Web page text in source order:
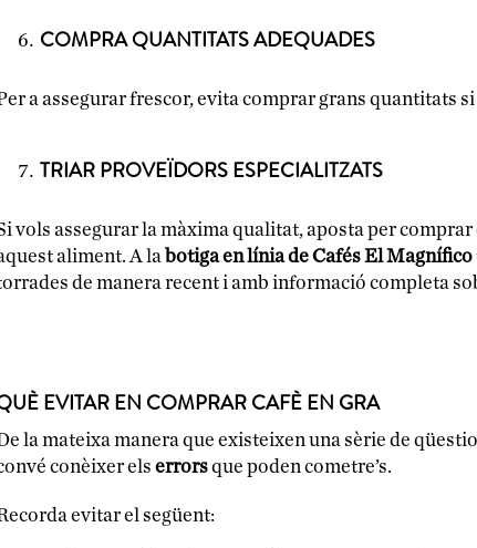
COMPRA QUANTITATS ADEQUADES
a assegurar frescor, evita comprar grans quantitats
TRIAR PROVEÏDORS ESPECIALITZATS
vols assegurar la màxima qualitat, aposta per
aliment. A la botiga en línia de Cafés El Magnífico
de manera recent i amb informació completa
EVITAR EN COMPRAR CAFÈ EN GRA
la mateixa manera que existeixen una sèrie de
conèixer els errorsque poden cometre’s.
evitar el següent: